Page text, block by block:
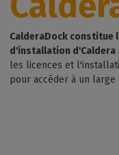
CalderaDock constitue
d'installation d'Caldera
les licences et
pour accéder à un